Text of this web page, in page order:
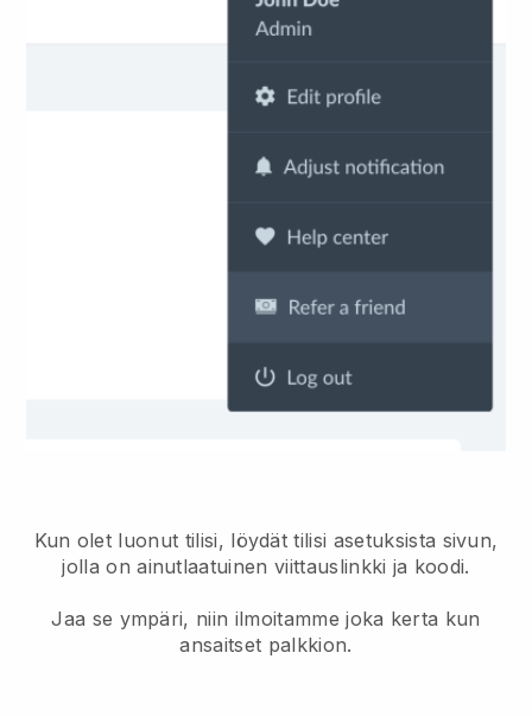
Kun olet luonut tilisi, löydät tilisi asetuksista sivun,
jolla on ainutlaatuinen viittauslinkki ja koodi.
Jaa se ympäri, niin ilmoitamme joka kerta kun
ansaitset palkkion.